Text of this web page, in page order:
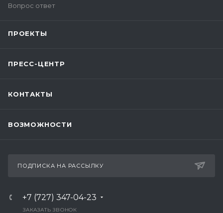
Вопрос ответ
ПРОЕКТЫ
ПРЕСС-ЦЕНТР
КОНТАКТЫ
ВОЗМОЖНОСТИ
ПОДПИСКА НА РАССЫЛКУ
+7 (727) 347-04-23
ЗАКАЗАТЬ ЗВОНОК